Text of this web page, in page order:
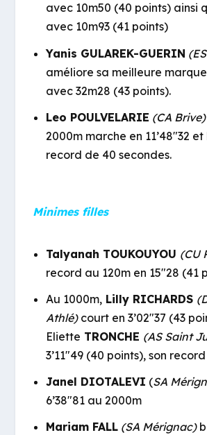
avec 10m50 (40 points) ainsi
avec 10m93 (41 points)
Yanis GULAREK-GUERIN
améliore sa meilleure
avec 32m28 (43 points).
Leo POULVELARIE (CA Brive)
2000m marche en 11’48″32
record de 40 secondes.
Minimes filles
Talyanah TOUKOUYOU (CU
record au 120m en 15″28 (41
Au 1000m,Lilly RICHARDS
Athlé)court en 3’02″37 (43
Eliette TRONCHE (AS Saint
3’11″49 (40 points), son
Janel DIOTALEVI (SA
6’38″81 au 2000m
Mariam FALL(SA Mérignac)